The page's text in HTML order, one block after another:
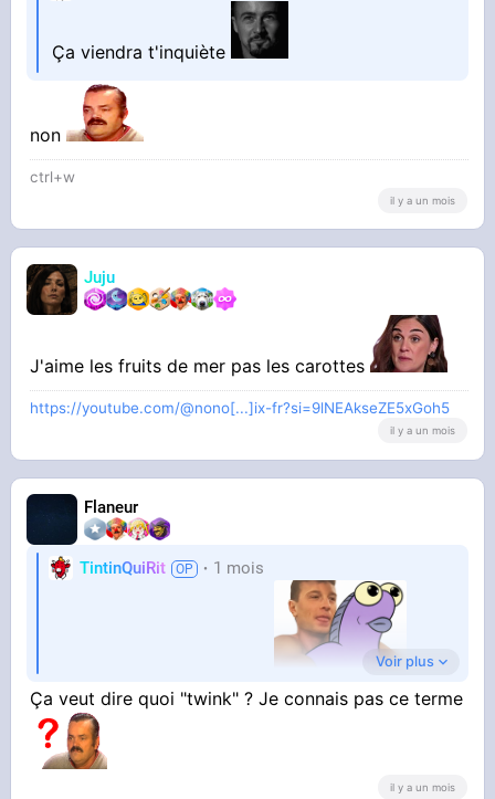
Ça viendra t'inquiète
non
ctrl+w
il y a un mois
Juju
J'aime les fruits de mer pas les carottes
https://youtube.com/@nono[...]ix-fr?si=9lNEAkseZE5xGoh5
il y a un mois
Flaneur
TintinQuiRit 1 mois
Elle a intérêt à être bonne
Voir plus
Ça veut dire quoi "twink" ? Je connais pas ce terme
il y a un mois